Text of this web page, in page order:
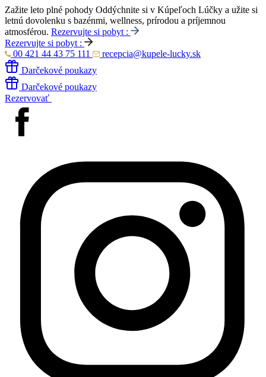
Zažite leto plné pohody Oddýchnite si v Kúpeľoch Lúčky a užite si
letnú dovolenku s bazénmi, wellness, prírodou a príjemnou
atmosférou. Rezervujte si pobyt :
Rezervujte si pobyt :
00 421 44 43 75 111
recepcia@kupele-lucky.sk
Darčekové poukazy
Darčekové poukazy
Rezervovať